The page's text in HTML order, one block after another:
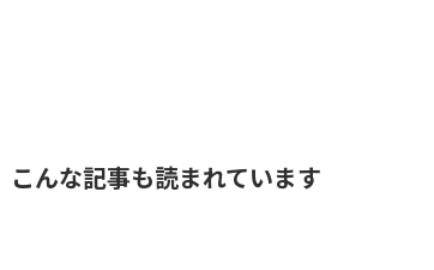
こんな記事も読まれています